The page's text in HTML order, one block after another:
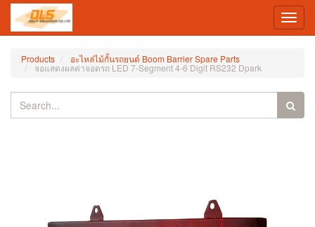
Products อะไหล่ไม้กั้นรถยนต์ Boom Barrier Spare Parts
จอแสดงผลค่าจอดรถ LED 7-Segment 4-6 Digit RS232 Dpark